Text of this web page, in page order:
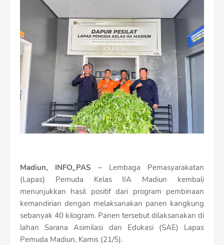
Madiun, INFO_PAS – Lembaga Pemasyarakatan
(Lapas) Pemuda Kelas IIA Madiun kembali
menunjukkan hasil positif dari program pembinaan
kemandirian dengan melaksanakan panen kangkung
sebanyak 40 kilogram. Panen tersebut dilaksanakan di
lahan Sarana Asimilasi dan Edukasi (SAE) Lapas
Pemuda Madiun, Kamis (21/5).
B
y
R
a
u
s
h
a
n
W
i
t
h
h
r
o